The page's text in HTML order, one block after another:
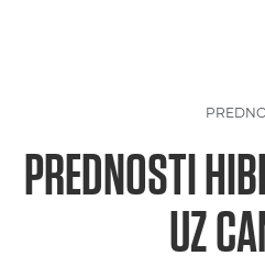
PREDNOSTI
UZ